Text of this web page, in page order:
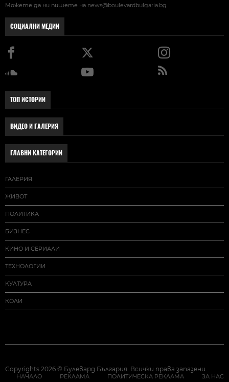
Можете да ни пишете на news@boulevardbulgaria.bg
СОЦИАЛНИ МЕДИИ
ТОП ИСТОРИИ
ВИДЕО И ГАЛЕРИЯ
ГЛАВНИ КАТЕГОРИИ
ГАЛЕРИЯ
ЖИВОТ
ПОЛИТИКА
БИЗНЕС
КИНО И СЕРИАЛИ
ТЕХНОЛОГИИ
КУЛТУРА
КОЛИ
Copyrights 2026 © Булевард България. Всички права запазени.
НАЧАЛО РЕКЛАМА ПОЛИТИЧЕСКА РЕКЛАМА ЗА НАС